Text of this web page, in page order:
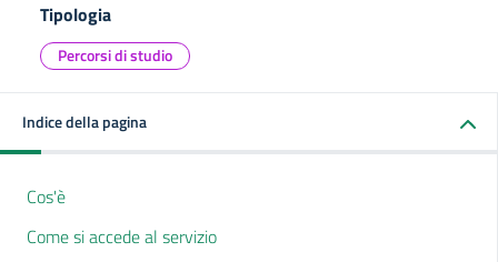
Tipologia
Percorsi di studio
Indice della pagina
Cos'è
Come si accede al servizio